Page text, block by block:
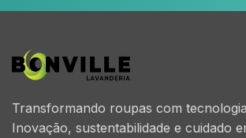
Transformando roupas com
Inovação, sustentabilidade e cuidado